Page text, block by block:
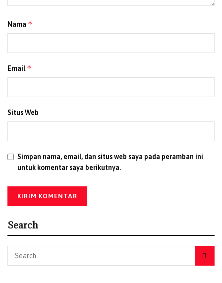
Nama *
Email*
Situs Web
Simpan nama, email, dan situs web saya pada peramban ini
untuk komentar saya berikutnya.
Search